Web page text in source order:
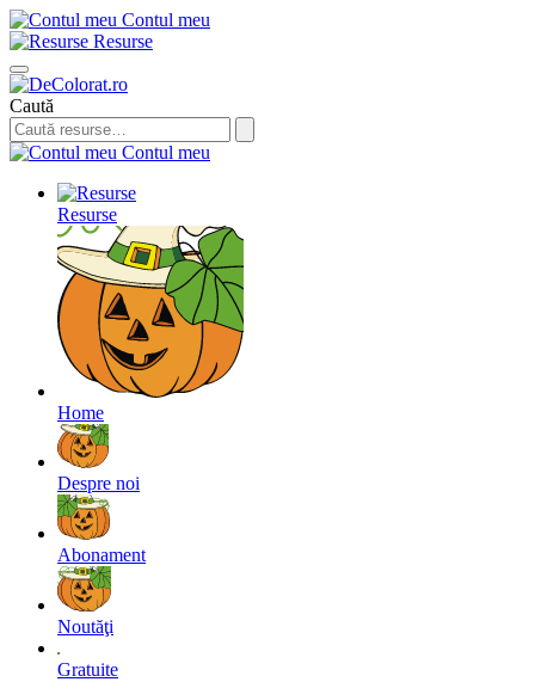
Contul meu
Resurse
Caută
Contul meu
Resurse
Home
Despre noi
Abonament
Noutăţi
Gratuite